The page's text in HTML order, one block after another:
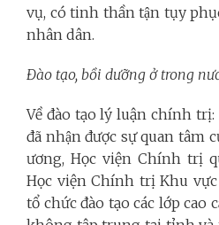
vụ, có tinh thần tận tụy
nhân dân.
Đào tạo, bồi dưỡng ở trong
Về đào tạo lý luận chính
đã nhận được sự quan tâm
ương, Học viện Chính trị
Học viện Chính trị Khu
tổ chức đào tạo các lớp